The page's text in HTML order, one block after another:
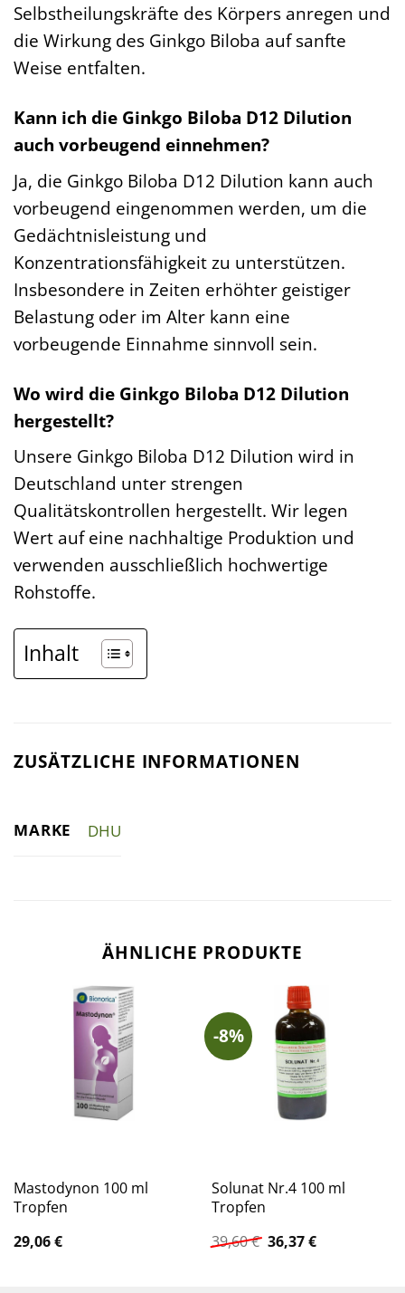
Selbstheilungskräfte des Körpers anregen und
die Wirkung des Ginkgo Biloba auf sanfte
Weise entfalten.
Kann ich die Ginkgo Biloba D12 Dilution
auch vorbeugend einnehmen?
Ja, die Ginkgo Biloba D12 Dilution kann auch
vorbeugend eingenommen werden, um die
Gedächtnisleistung und
Konzentrationsfähigkeit zu unterstützen.
Insbesondere in Zeiten erhöhter geistiger
Belastung oder im Alter kann eine
vorbeugende Einnahme sinnvoll sein.
Wo wird die Ginkgo Biloba D12 Dilution
hergestellt?
Unsere Ginkgo Biloba D12 Dilution wird in
Deutschland unter strengen
Qualitätskontrollen hergestellt. Wir legen
Wert auf eine nachhaltige Produktion und
verwenden ausschließlich hochwertige
Rohstoffe.
Inhalt
ZUSÄTZLICHE INFORMATIONEN
MARKE DHU
ÄHNLICHE PRODUKTE
Mastodynon 100 ml
Tropfen
29,06€
-8%
Solunat Nr.4 100 ml
Tropfen
39,60€ Ursprünglicher
Preis
36,37€Aktueller